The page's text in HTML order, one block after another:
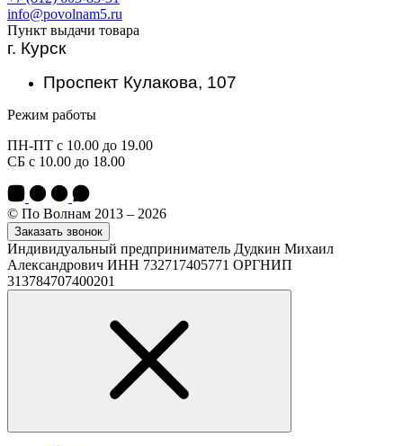
info@povolnam5.ru
Пункт выдачи товара
г. Курск
Проспект Кулакова, 107
Режим работы
ПН-ПТ с 10.00 до 19.00
СБ с 10.00 до 18.00
© По Волнам 2013 – 2026
Заказать звонок
Индивидуальный предприниматель Дудкин Михаил
Александрович ИНН 732717405771 ОРГНИП
313784707400201